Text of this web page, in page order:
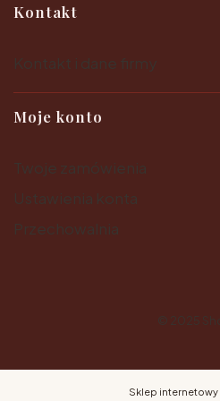
Kontakt
Moje konto
Sklep internetowy